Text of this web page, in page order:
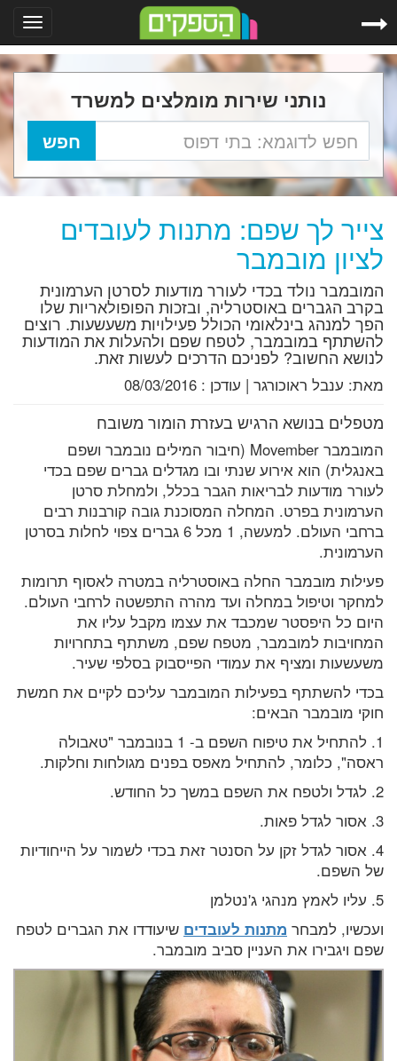
נותני שירות מומלצים למשרד
צייר לך שפם: מתנות לעובדים
לציון מובמבר
המובמבר נולד בכדי לעורר מודעות לסרטן הערמונית
בקרב הגברים באוסטרליה, ובזכות הפופולאריות שלו
הפך למנהג בינלאומי הכולל פעילויות משעשעות. רוצים
להשתתף במובמבר, לטפח שפם ולהעלות את המודעות
לנושא החשוב? לפניכם הדרכים לעשות זאת.
מאת: ענבל ראוכורגר | עודכן : 08/03/2016
מטפלים בנושא הרגיש בעזרת הומור משובח
המובמבר Movember (חיבור המילים נובמבר ושפם
באנגלית) הוא אירוע שנתי ובו מגדלים גברים שפם בכדי
לעורר מודעות לבריאות הגבר בכלל, ולמחלת סרטן
הערמונית בפרט. המחלה המסוכנת גובה קורבנות רבים
ברחבי העולם. למעשה, 1 מכל 6 גברים צפוי לחלות בסרטן
הערמונית.
פעילות מובמבר החלה באוסטרליה במטרה לאסוף תרומות
למחקר וטיפול במחלה ועד מהרה התפשטה לרחבי העולם.
היום כל היפסטר שמכבד את עצמו מקבל עליו את
המחויבות למובמבר, מטפח שפם, משתתף בתחרויות
משעשעות ומציף את עמודי הפייסבוק בסלפי שעיר.
בכדי להשתתף בפעילות המובמבר עליכם לקיים את חמשת
חוקי מובמבר הבאים:
1. להתחיל את טיפוח השפם ב- 1 בנובמבר "טאבולה
ראסה", כלומר, להתחיל מאפס בפנים מגולחות וחלקות.
2. לגדל ולטפח את השפם במשך כל החודש.
3. אסור לגדל פאות.
4. אסור לגדל זקן על הסנטר זאת בכדי לשמור על הייחודיות
של השפם.
5. עליו לאמץ מנהגי ג'נטלמן
ועכשיו, למבחר מתנות לעובדים שיעודדו את הגברים לטפח
שפם ויגבירו את העניין סביב מובמבר.